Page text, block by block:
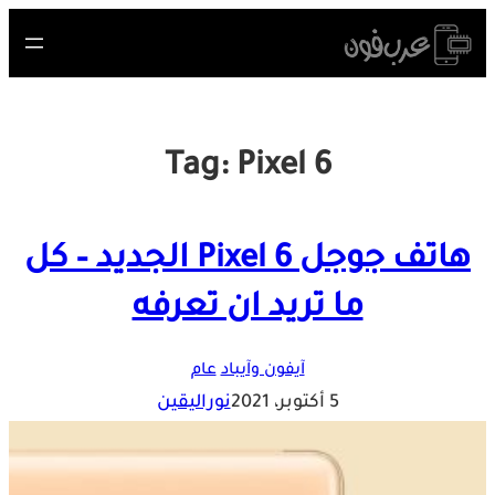
Skip
to
Tag: Pixel 6
هاتف جوجل Pixel 6 الجديد – كل
ما تريد ان تعرفه
آيفون وآيباد عام
5 أكتوبر، 2021 نوراليقين